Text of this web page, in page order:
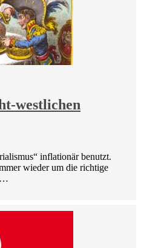
westlichen
inflationär benutzt.
wieder um die richtige